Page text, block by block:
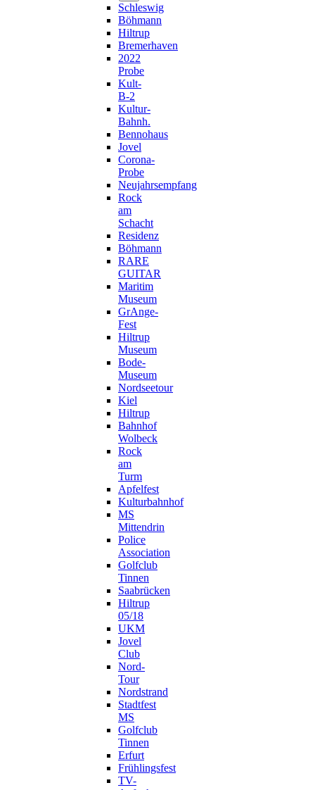
Schleswig
Böhmann
Hiltrup
Bremerhaven
2022
Probe
Kult-
B-2
Kultur-
Bahnh.
Bennohaus
Jovel
Corona-
Probe
Neujahrsempfang
Rock
am
Schacht
Residenz
Böhmann
RARE
GUITAR
Maritim
Museum
GrAnge-
Fest
Hiltrup
Museum
Bode-
Museum
Nordseetour
Kiel
Hiltrup
Bahnhof
Wolbeck
Rock
am
Turm
Apfelfest
Kulturbahnhof
MS
Mittendrin
Police
Association
Golfclub
Tinnen
Saabrücken
Hiltrup
05/18
UKM
Jovel
Club
Nord-
Tour
Nordstrand
Stadtfest
MS
Golfclub
Tinnen
Erfurt
Frühlingsfest
TV-